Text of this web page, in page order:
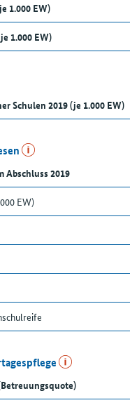
1.000 EW)
1.000 EW)
Schulen 2019 (je 1.000 EW)
Abschluss 2019
EW)